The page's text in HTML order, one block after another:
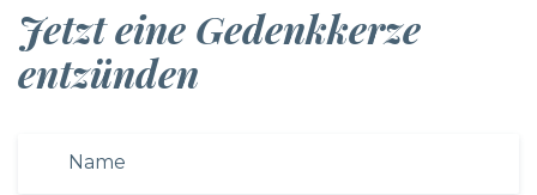
Jetzt eine Gedenkkerze
entzünden